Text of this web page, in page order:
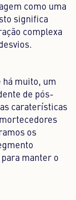
como uma
significa
complexa
há muito, um
de pós-
caraterísticas
os
manter o